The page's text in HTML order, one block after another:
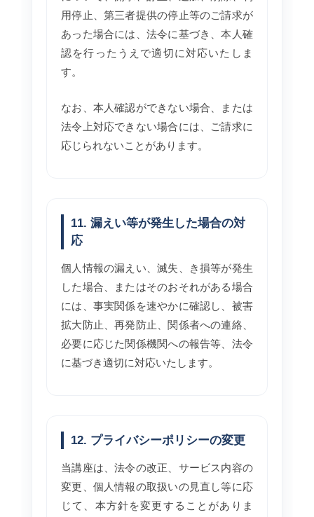
用停止、第三者提供の停止等のご請求が
あった場合には、法令に基づき、本人確
認を行ったうえで適切に対応いたしま
す。
なお、本人確認ができない場合、または
法令上対応できない場合には、ご請求に
応じられないことがあります。
11. 漏えい等が発生した場合の対
応
個人情報の漏えい、滅失、き損等が発生
した場合、またはそのおそれがある場合
には、事実関係を速やかに確認し、被害
拡大防止、再発防止、関係者への連絡、
必要に応じた関係機関への報告等、法令
に基づき適切に対応いたします。
12. プライバシーポリシーの変更
当講座は、法令の改正、サービス内容の
変更、個人情報の取扱いの見直し等に応
じて、本方針を変更することがありま